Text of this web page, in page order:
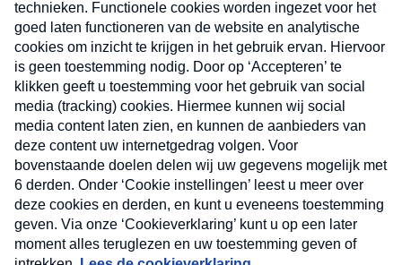
Verzend
Nieuwsbrief
Neem hier een gratis abonnement op onze
nieuwsbrief. Elke vrijdag- en dinsdagochtend in uw